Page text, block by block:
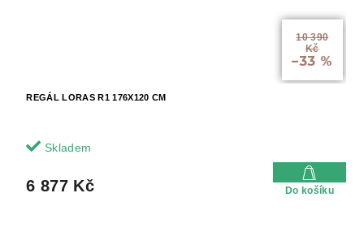
10 390
Kč
–33 %
REGÁL LORAS R1 176X120 CM
Skladem
6 877 Kč Do košíku